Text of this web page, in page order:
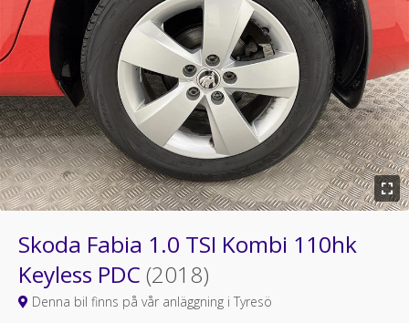
Skoda Fabia 1.0 TSI Kombi 110hk
Keyless PDC (2018)
Denna bil finns på vår anläggning i Tyresö